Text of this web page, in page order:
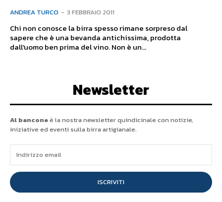
ANDREA TURCO - 3 FEBBRAIO 2011
Chi non conosce la birra spesso rimane sorpreso dal
sapere che è una bevanda antichissima, prodotta
dall'uomo ben prima del vino. Non è un...
Newsletter
Al banconeè la nostra newsletter quindicinale con notizie,
iniziative ed eventi sulla birra artigianale.
ISCRIVITI